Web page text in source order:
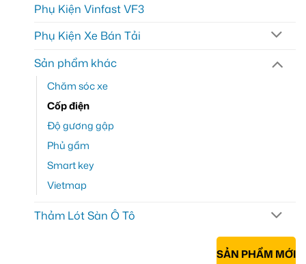
Phụ Kiện Vinfast VF3
Phụ Kiện Xe Bán Tải
Sản phẩm khác
Chăm sóc xe
Cốp điện
Độ gương gập
Phủ gầm
Smart key
Vietmap
Thảm Lót Sàn Ô Tô
SẢN PHẨM MỚI